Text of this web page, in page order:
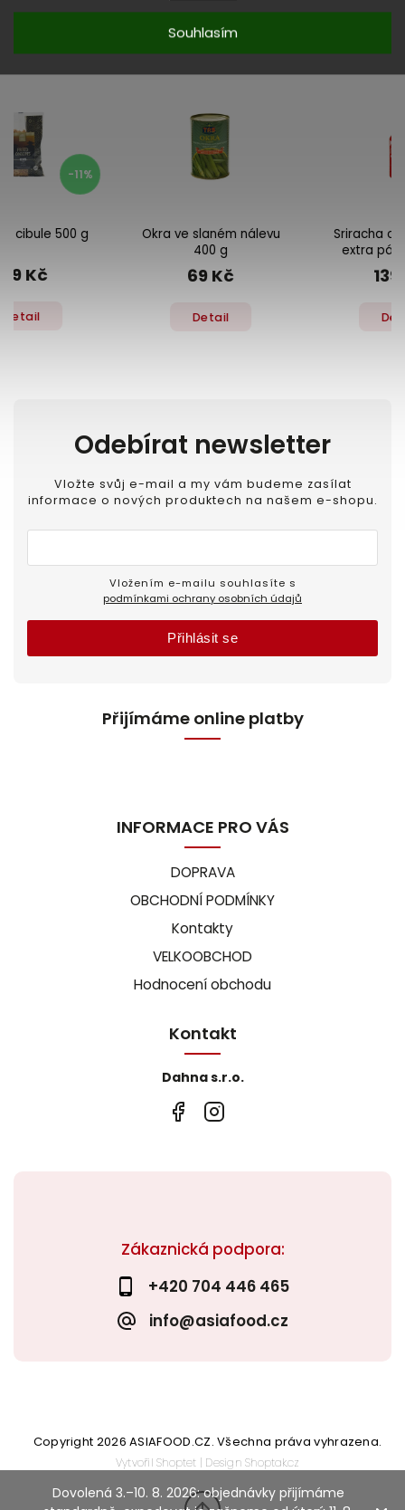
Souhlasím
Dovolená 3.–10. 8. 2026: objednávky přijímáme
Související produkty:
Previous
Okra ve slaném nálevu
Sriracha chilli omáčka
extra pálivá 455 ml
Next
Zákaznická podpora:
+420 704 446 465
info@asiafood.cz
Odebírat newsletter
Vložte svůj e-mail a my vám budeme zasílat
informace o nových produktech na našem e-shopu.
podmínkami ochrany osobních údajů
Přihlásit se
Přijímáme online platby
INFORMACE PRO VÁS
DOPRAVA
OBCHODNÍ PODMÍNKY
Kontakty
VELKOOBCHOD
Hodnocení obchodu
Kontakt
Dahna s.r.o.
Copyright 2026ASIAFOOD.CZ. Všechna práva vyhrazena.
VytvořilShoptet | DesignShoptak.cz